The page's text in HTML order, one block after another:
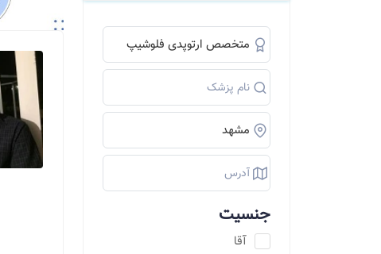
جنسیت
آقا